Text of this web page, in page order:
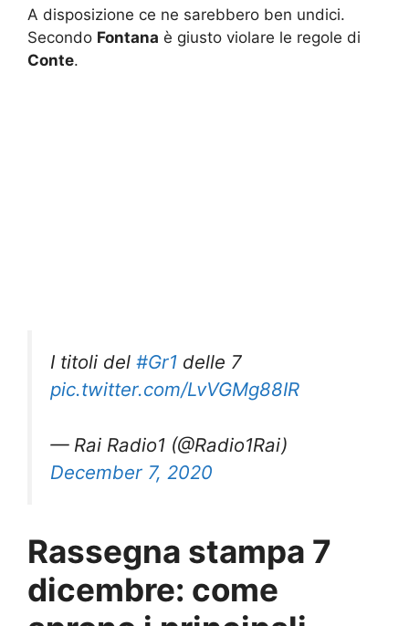
A disposizione ce ne sarebbero ben undici.
Secondo Fontana è giusto violare le regole di
Conte.
I titoli del #Gr1 delle 7
pic.twitter.com/LvVGMg88IR
— Rai Radio1 (@Radio1Rai)
December 7, 2020
Rassegna stampa 7
dicembre: come